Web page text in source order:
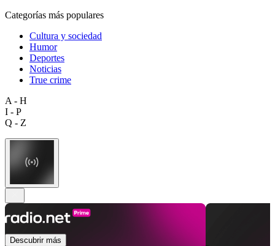
Categorías más populares
Cultura y sociedad
Humor
Deportes
Noticias
True crime
A - H
I - P
Q - Z
Descubrir más